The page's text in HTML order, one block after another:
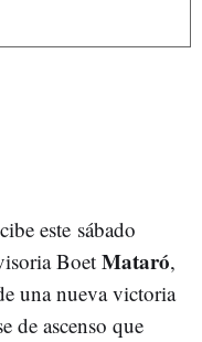
este sábado
Boet Mataró,
una nueva victoria
de ascenso que